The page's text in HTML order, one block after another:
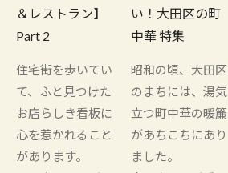
＆レストラン】
Part 2
住宅街を歩いてい
て、ふと見つけた
お店らしき看板に
心を惹かれること
があります。
い！大田区の町
中華 特集
昭和の頃、大田区
のまちには、湯気
立つ町中華の暖簾
があちこちにあり
ました。